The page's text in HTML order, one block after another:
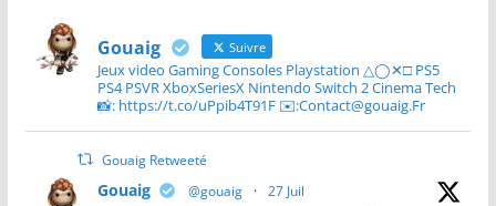
Gouaig Suivre
Jeux video Gaming Consoles Playstation △◯✕□ PS5
PS4 PSVR XboxSeriesX Nintendo Switch 2 Cinema Tech
📸: https://t.co/uPpib4T91F ✉️:Contact@gouaig.Fr
Gouaig Retweeté
Gouaig @gouaig · 27 Juil